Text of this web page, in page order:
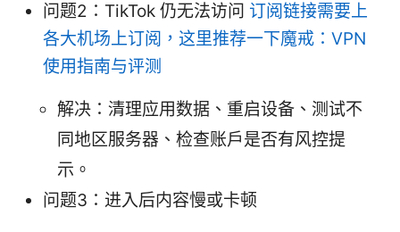
问题2：TikTok 仍无法访问 订阅链接需要上
各大机场上订阅，这里推荐一下魔戒：VPN
使用指南与评测
解决：清理应用数据、重启设备、测试不
同地区服务器、检查账户是否有风控提
示。
问题3：进入后内容慢或卡顿